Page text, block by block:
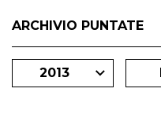
ARCHIVIO PUNTATE
2013